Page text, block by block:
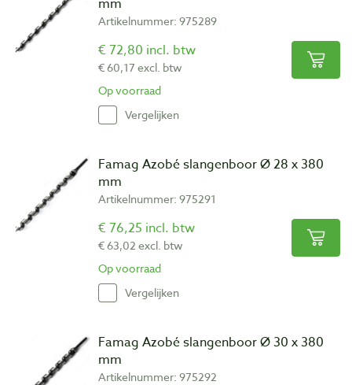
Artikelnummer: 975289
€ 72,80 incl. btw
€ 60,17 excl. btw
Op voorraad
Vergelijken
Famag Azobé slangenboor Ø 28 x 380
mm
Artikelnummer: 975291
€ 76,25 incl. btw
€ 63,02 excl. btw
Op voorraad
Vergelijken
Famag Azobé slangenboor Ø 30 x 380
mm
Artikelnummer: 975292